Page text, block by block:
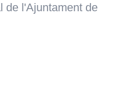
de l'Ajuntament de